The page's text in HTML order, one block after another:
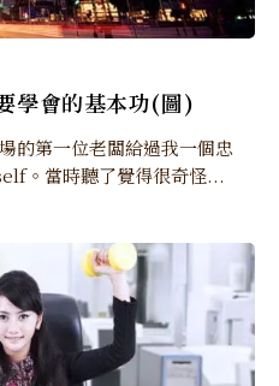
學會的基本功(圖)
的第一位老闆給過我一個忠
。當時聽了覺得很奇怪...